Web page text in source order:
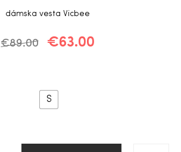
dámska vesta Vicbee
€89.00 €63.00
S